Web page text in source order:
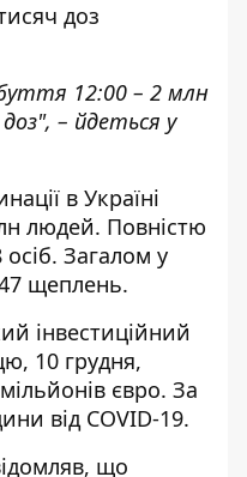
доз
12:00 – 2 млн
– йдеться у
в Україні
людей. Повністю
Загалом у
щеплень.
інвестиційний
10 грудня,
євро. За
від COVID-19.
що